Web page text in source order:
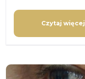
Czytaj więcej